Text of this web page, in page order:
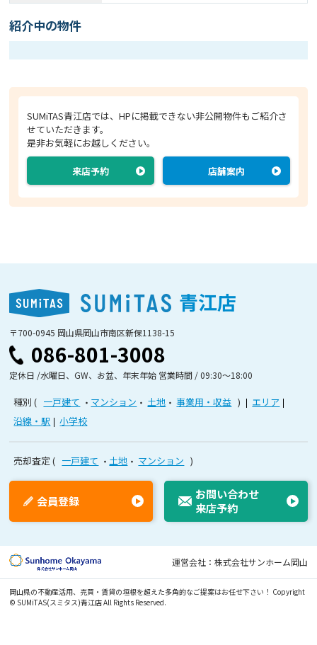
紹介中の物件
SUMiTAS青江店では、HPに掲載できない非公開物件もご紹介さ
せていただきます。
是非お気軽にお越しください。
来店予約 店舗案内
青江店
〒700-0945 岡山県岡山市南区新保1138-15
086-801-3008
定休日 /水曜日、GW、お盆、年末年始 営業時間 / 09:30〜18:00
種別 一戸建て マンション 土地 事業用・収益
エリア
沿線・駅
小学校
売却査定 一戸建て 土地 マンション
お問い合わせ
来店予約
会員登録
運営会社：株式会社サンホーム岡山
岡山県の不動産活用、売買・賃貸の垣根を超えた多角的なご提案はお任せ下さい！ Copyright
© SUMiTAS(スミタス)青江店 All Rights Reserved.